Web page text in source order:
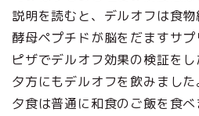
説明を読むと、デルオフは食物
酵母ペプチドが脳をだますサプ
ピザでデルオフ効果の検証をし
夕方にもデルオフを飲みました
夕食は普通に和食のご飯を食べ